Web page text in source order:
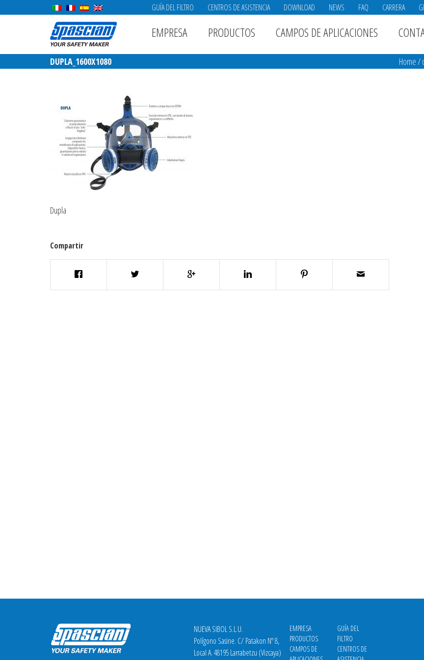
GUÍA DEL FILTRO CENTROS DE ASISTENCIA DOWNLOAD NEWS FAQ CARRERA
EMPRESA PRODUCTOS CAMPOS DE APLICACIONES
DUPLA_1600X1080 Home/
Dupla
Compartir
NUEVA SIBOL S.L.U.
Polígono Sasine. C/ Patakon Nº 8,
Local A. 48195 Larrabetzu (Vizcaya)
EMPRESA
PRODUCTOS
CAMPOS DE
GUÍA DEL
FILTRO
CENTROS DE